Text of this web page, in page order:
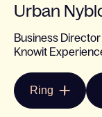
Urban
Business Director
Knowit
Ring